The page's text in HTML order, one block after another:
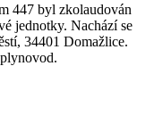
447 byl zkolaudován
jednotky. Nachází se
34401 Domažlice.